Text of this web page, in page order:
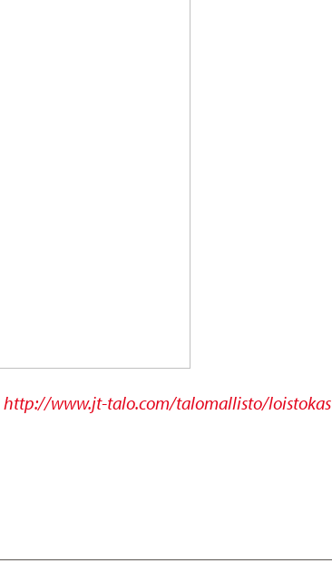
http://www.jt-talo.com/talomallisto/loistokas